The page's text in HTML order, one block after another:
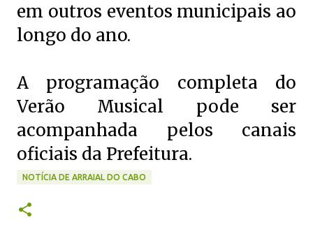
em outros eventos municipais ao
longo do ano.
A programação completa do
Verão Musical pode ser
acompanhada pelos canais
oficiais da Prefeitura.
NOTÍCIA DE ARRAIAL DO CABO